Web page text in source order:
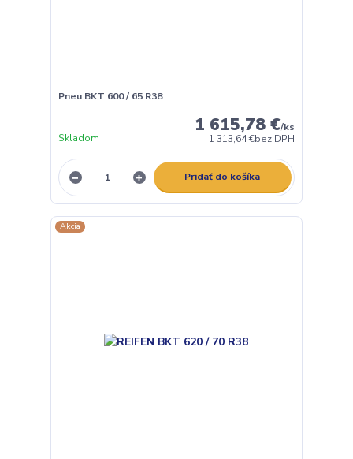
Pneu BKT 600 / 65 R38
1 615,78 €/ks
1 313,64 €bez DPH
Skladom
Pridať do košíka
Akcia